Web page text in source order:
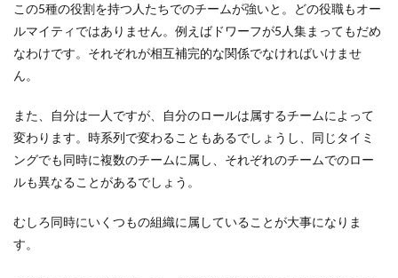
この5種の役割を持つ人たちでのチームが強いと。どの役職もオー
ルマイティではありません。例えばドワーフが5人集まってもだめ
なわけです。それぞれが相互補完的な関係でなければいけませ
ん。
また、自分は一人ですが、自分のロールは属するチームによって
変わります。時系列で変わることもあるでしょうし、同じタイミ
ングでも同時に複数のチームに属し、それぞれのチームでのロー
ルも異なることがあるでしょう。
むしろ同時にいくつもの組織に属していることが大事になりま
す。